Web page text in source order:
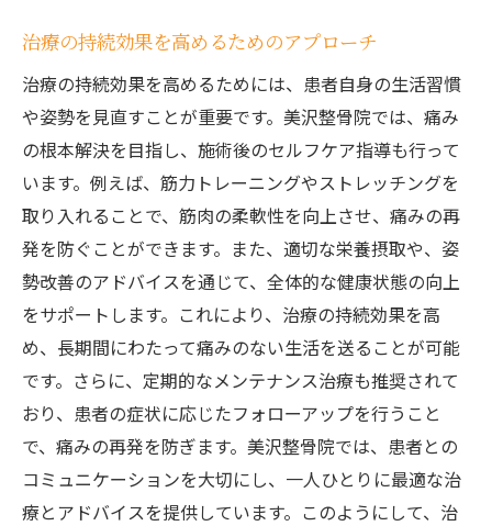
治療の持続効果を高めるためのアプローチ
治療の持続効果を高めるためには、患者自身の生活習慣
や姿勢を見直すことが重要です。美沢整骨院では、痛み
の根本解決を目指し、施術後のセルフケア指導も行って
います。例えば、筋力トレーニングやストレッチングを
取り入れることで、筋肉の柔軟性を向上させ、痛みの再
発を防ぐことができます。また、適切な栄養摂取や、姿
勢改善のアドバイスを通じて、全体的な健康状態の向上
をサポートします。これにより、治療の持続効果を高
め、長期間にわたって痛みのない生活を送ることが可能
です。さらに、定期的なメンテナンス治療も推奨されて
おり、患者の症状に応じたフォローアップを行うこと
で、痛みの再発を防ぎます。美沢整骨院では、患者との
コミュニケーションを大切にし、一人ひとりに最適な治
療とアドバイスを提供しています。このようにして、治